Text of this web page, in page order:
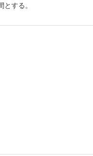
する。